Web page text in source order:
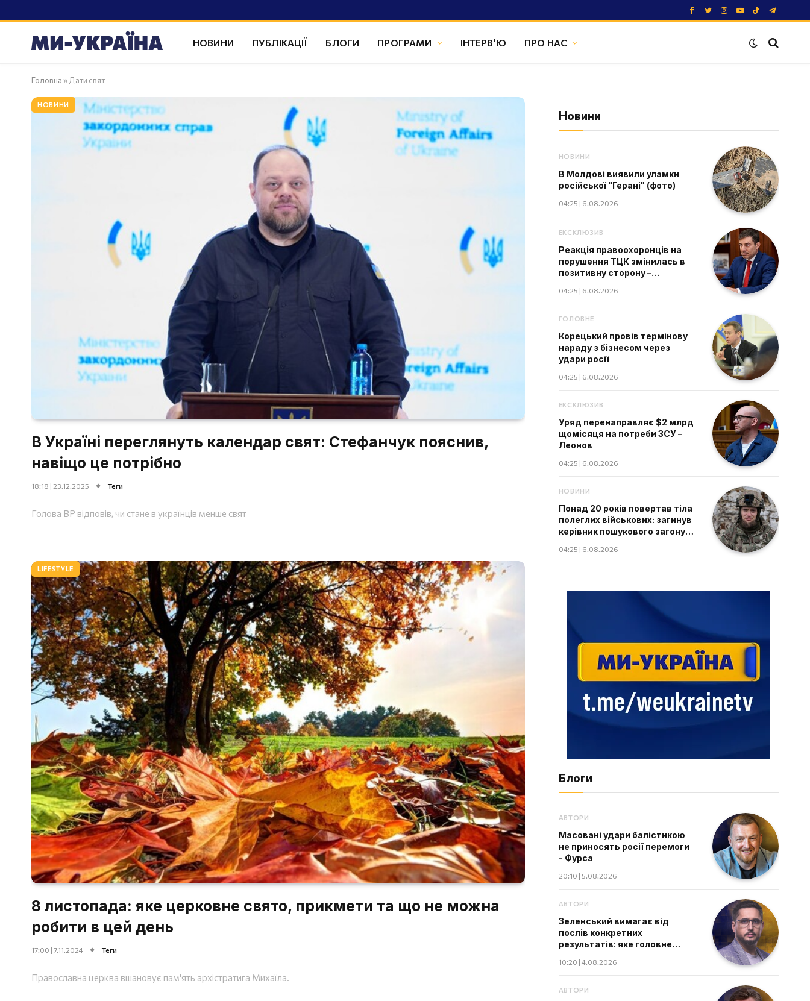
Facebook
TwitterInstagram
YouTube
TikTokTelegram
НОВИНИ ПУБЛІКАЦІЇ БЛОГИ ПРОГРАМИ ІНТЕРВ'Ю ПРО НАС
Головна » Дати свят
НОВИНИ
В Україні переглянуть календар свят: Стефанчук пояснив,
навіщо це потрібно
18:18 | 23.12.2025 Теги
Голова ВР відповів, чи стане в українців менше свят
LIFESTYLE
8 листопада: яке церковне свято, прикмети та що не можна
робити в цей день
17:00 | 7.11.2024 Теги
Православна церква вшановує пам'ять архістратига Михаїла.
Новини
НОВИНИ
В Молдові виявили уламки
російської "Герані" (фото)
04:25 | 6.08.2026
ЕКСКЛЮЗИВ
Реакція правоохоронців на
порушення ТЦК змінилась в
позитивну сторону –
04:25 | 6.08.2026
ГОЛОВНЕ
Корецький провів термінову
нараду з бізнесом через
удари росії
04:25 | 6.08.2026
ЕКСКЛЮЗИВ
Уряд перенаправляє $2 млрд
щомісяця на потреби ЗСУ –
Леонов
04:25 | 6.08.2026
НОВИНИ
Понад 20 років повертав тіла
полеглих військових: загинув
керівник пошукового загону
04:25 | 6.08.2026
Блоги
АВТОРИ
Масовані удари балістикою
не приносять росії перемоги
- Фурса
20:10 | 5.08.2026
АВТОРИ
Зеленський вимагає від
послів конкретних
результатів: яке головне
10:20 | 4.08.2026
АВТОРИ